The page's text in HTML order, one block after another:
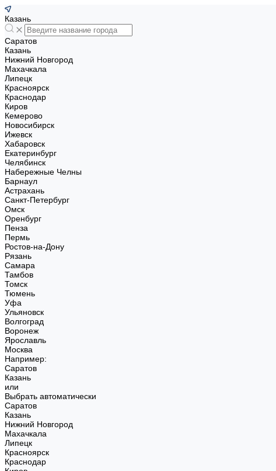
Казань
Саратов
Казань
Нижний Новгород
Махачкала
Липецк
Красноярск
Краснодар
Киров
Кемерово
Новосибирск
Ижевск
Хабаровск
Екатеринбург
Челябинск
Набережные Челны
Барнаул
Астрахань
Санкт-Петербург
Омск
Оренбург
Пенза
Пермь
Ростов-на-Дону
Рязань
Самара
Тамбов
Томск
Тюмень
Уфа
Ульяновск
Волгоград
Воронеж
Ярославль
Москва
Например:
Саратов
Казань
или
Выбрать автоматически
Саратов
Казань
Нижний Новгород
Махачкала
Липецк
Красноярск
Краснодар